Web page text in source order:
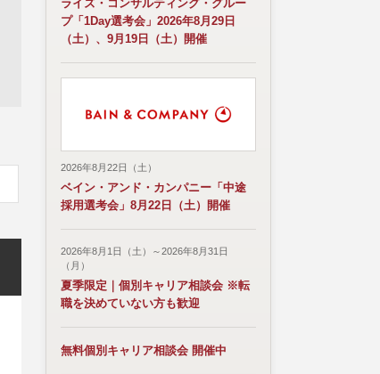
ライズ・コンサルティング・グルー
プ「1Day選考会」2026年8月29日
（土）、9月19日（土）開催
2026年8月22日（土）
ベイン・アンド・カンパニー「中途
採用選考会」8月22日（土）開催
2026年8月1日（土）～2026年8月31日
（月）
夏季限定｜個別キャリア相談会 ※転
職を決めていない方も歓迎
無料個別キャリア相談会 開催中